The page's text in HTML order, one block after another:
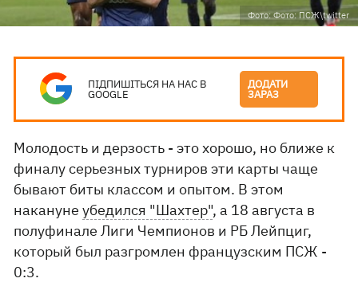
Фото: Фото: ПСЖ\twitter
ПІДПИШІТЬСЯ НА НАС В
GOOGLE
ДОДАТИ
ЗАРАЗ
Молодость и дерзость - это хорошо, но ближе к
финалу серьезных турниров эти карты чаще
бывают биты классом и опытом. В этом
наканунеубедился "Шахтер", а 18 августа в
полуфинале Лиги Чемпионов и РБ Лейпциг,
который был разгромлен французским ПСЖ -
0:3.